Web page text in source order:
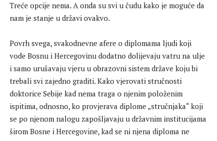
Treće opcije nema. A onda su svi u čudu kako je moguće da
nam je stanje u državi ovakvo.
Povrh svega, svakodnevne afere o diplomama ljudi koji
vode Bosnu i Hercegovinu dodatno dolijevaju vatru na ulje
i samo urušavaju vjeru u obrazovni sistem države koju bi
trebali svi zajedno graditi. Kako vjerovati stručnosti
doktorice Sebije kad nema traga o njenim položenim
ispitima, odnosno, ko provjerava diplome „stručnjaka“ koji
se po njenom nalogu zapošljavaju u državnim institucijama
širom Bosne i Hercegovine, kad se ni njena diploma ne